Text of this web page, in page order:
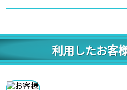
利用したお客